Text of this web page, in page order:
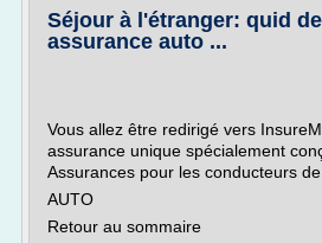
Séjour à l'étranger: quid
assurance auto ...
Vous allez être redirigé vers
assurance unique spécialement
Assurances pour les conducteurs de
AUTO
Retour au sommaire